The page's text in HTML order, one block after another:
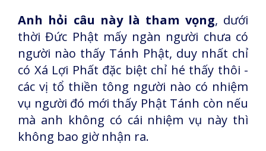
Anh hỏi câu này là tham vọng, dưới
thời Đức Phật mấy ngàn người chưa có
người nào thấy Tánh Phật, duy nhất chỉ
có Xá Lợi Phất đặc biệt chỉ hé thấy thôi -
các vị tổ thiền tông người nào có nhiệm
vụ người đó mới thấy Phật Tánh còn nếu
mà anh không có cái nhiệm vụ này thì
không bao giờ nhận ra.